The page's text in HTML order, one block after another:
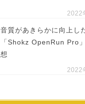
2022
質があきらかに向上し
Shokz OpenRun Pro
2022